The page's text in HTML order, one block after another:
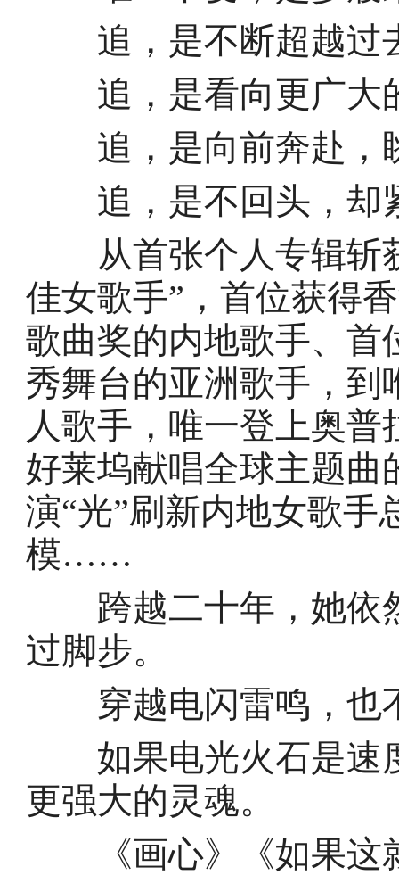
追，是不断超越过
追，是看向更广大
追，是向前奔赴，
追，是不回头，却
从首张个人专辑斩
佳女歌手”，首位获得
歌曲奖的内地歌手、首
秀舞台的亚洲歌手，到
人歌手，唯一登上奥
好莱坞献唱全球主题曲
演“光”刷新内地女歌手
模……
跨越二十年，她依
过脚步。
穿越电闪雷鸣，也
如果电光火石是速
更强大的灵魂。
《画心》《如果这